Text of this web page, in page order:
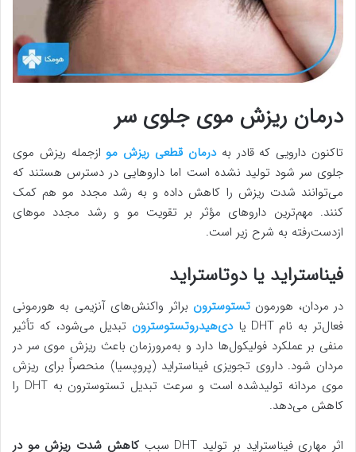
درمان ریزش موی جلوی سر
تاکنون دارویی که قادر بهدرمان قطعی ریزش مو ازجمله ریزش موی
جلوی سر شود تولید نشده است اما داروهایی در دسترس هستند که
می‌توانند شدت ریزش را کاهش داده و به رشد مجدد مو هم کمک
کنند. مهم‌ترین داروهای مؤثر بر تقویت مو و رشد مجدد موهای
ازدست‌رفته به شرح زیر است.
فیناستراید یا دوتاستراید
در مردان، هورمونتستوسترون براثر واکنش‌های آنزیمی به هورمونی
فعال‌تر به نام DHT یا
دی‌هیدروتستوسترون تبدیل می‌شود، که تأثیر
منفی بر عملکرد فولیکول‌ها دارد و به‌مرورزمان باعث ریزش موی سر در
مردان شود. داروی تجویزی فیناستراید (پروپسیا) منحصراً برای ریزش
موی مردانه تولیدشده است و سرعت تبدیل تستوسترون به DHT را
کاهش می‌دهد.
اثر مهاری فیناستراید بر تولید DHT سبب کاهش شدت ریزش مو در